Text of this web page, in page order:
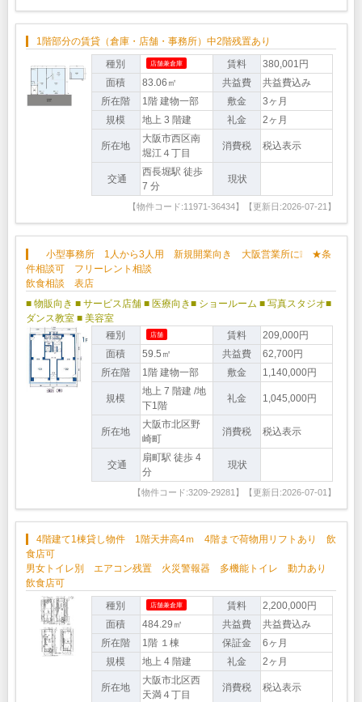
1階部分の賃貸（倉庫・店舗・事務所）中2階残置あり
種別
店舗兼倉庫 賃料
380,001円
面積
83.06㎡ 共益費
共益費込み
所在階
1階 建物一部 敷金
3ヶ月
規模
地上 3 階建 礼金 2ヶ月
所在地
大阪市西区南
堀江４丁目
消費税 税込表示
交通
西長堀駅 徒歩
7 分
現状
【物件コード:11971-36434】【更新日:2026-07-21】
小型事務所 1人から3人用 新規開業向き 大阪営業所に❕ ★条
件相談可 フリーレント相談
飲食相談 表店
■ 物販向き ■ サービス店舗 ■ 医療向き■ ショールーム ■ 写真スタジオ■
ダンス教室 ■ 美容室
種別
店舗 賃料
209,000円
面積
59.5㎡ 共益費
62,700円
所在階
1階 建物一部 敷金 1,140,000円
規模
地上 7 階建 /地
下1階
礼金 1,045,000円
所在地
大阪市北区野
崎町
消費税 税込表示
交通
扇町駅 徒歩 4
分
現状
【物件コード:3209-29281】【更新日:2026-07-01】
4階建て1棟貸し物件 1階天井高4ｍ 4階まで荷物用リフトあり 飲
食店可
男女トイレ別 エアコン残置 火災警報器 多機能トイレ 動力あり
飲食店可
種別
店舗兼倉庫 賃料
2,200,000円
面積
484.29㎡ 共益費
共益費込み
所在階
1階 １棟 保証金
6ヶ月
規模
地上 4 階建 礼金 2ヶ月
所在地
大阪市北区西
天満４丁目
消費税 税込表示